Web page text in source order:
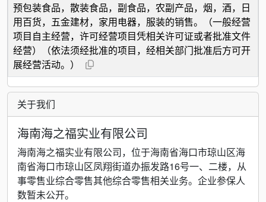
预包装食品，散装食品，副食品，农副产品，烟，酒，日
用百货，五金建材，家用电器，服装的销售。（一般经营
项目自主经营，许可经营项目凭相关许可证或者批准文件
经营）（依法须经批准的项目，经相关部门批准后方可开
展经营活动。）
关于我们
海南海之福实业有限公司
海南海之福实业有限公司，位于海南省海口市琼山区海
南省海口市琼山区凤翔街道办振发路16号一、二楼，从
事零售业综合零售其他综合零售相关业务。企业参保人
数暂未公开。